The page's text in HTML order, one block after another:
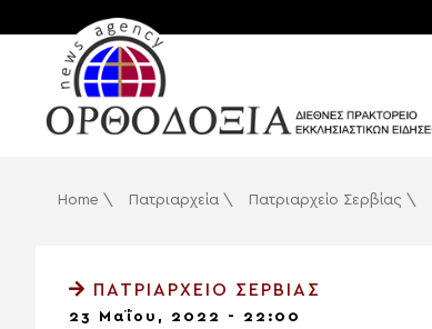
Home \ Πατριαρχεία \ Πατριαρχείο Σερβίας \
ΠΑΤΡΙΑΡΧΕΊΟ ΣΕΡΒΊΑΣ
23 Μαΐου, 2022 - 22:00